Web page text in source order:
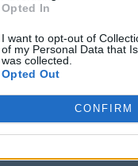
Opted In
I want to opt-out of
of my Personal Data that
was collected.
Opted Out
CONFIRM